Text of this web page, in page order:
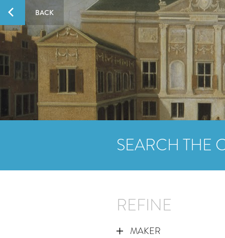
BACK
SEARCH THE
REFINE
MAKER